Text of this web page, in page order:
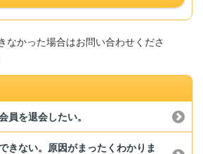
なかった場合はお問い合わせくださ
員を退会したい。
きない。原因がまったくわかりま